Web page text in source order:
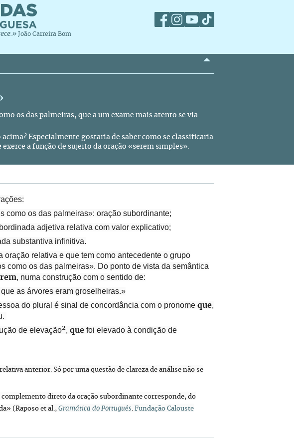
João Carreira Bom
os das palmeiras, que a um exame mais atento se via
Especialmente gostaria de saber como se classificaria
exerce a função de sujeito da oração «serem simples».
como os das palmeiras»: oração subordinante;
adjetiva relativa com valor explicativo;
substantiva infinitiva.
oração relativa e que tem como antecedente o grupo
como os das palmeiras». Do ponto de vista da semântica
, numa construção com o sentido de:
as árvores eram groselheiras.»
do plural é sinal de concordância com o pronome que,
de elevação2, que foi elevado à condição de
anterior. Só por uma questão de clareza de análise não se
complemento direto da oração subordinante corresponde, do
(Raposo et al., Gramática do Português. Fundação Calouste